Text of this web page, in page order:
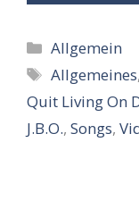
Kategorien
Allgemein
Schlagwörter
Allgemeines
Quit Living On
J.B.O., Songs,